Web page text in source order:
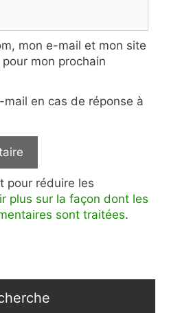
mon e-mail et mon site
mon prochain
en cas de réponse à
pour réduire les
plus sur la façon dont les
sont traitées.